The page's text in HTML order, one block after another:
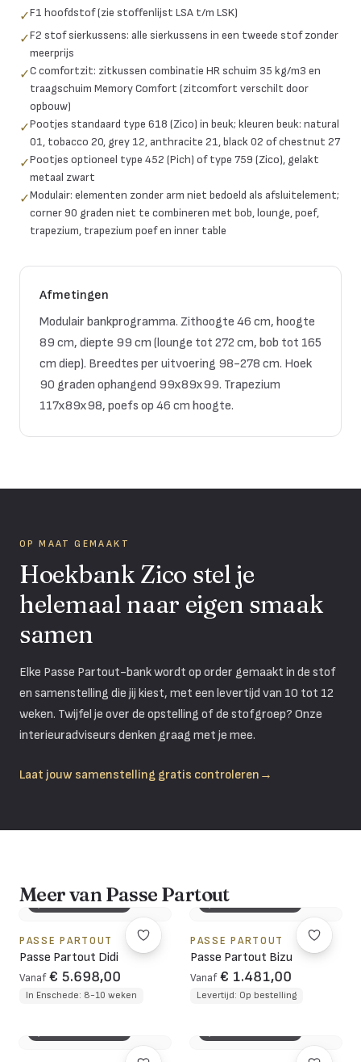
✓F1 hoofdstof (zie stoffenlijst LSA t/m LSK)
✓F2 stof sierkussens: alle sierkussens in een tweede stof zonder
meerprijs
✓C comfortzit: zitkussen combinatie HR schuim 35 kg/m3 en
traagschuim Memory Comfort (zitcomfort verschilt door
opbouw)
✓Pootjes standaard type 618 (Zico) in beuk; kleuren beuk: natural
01, tobacco 20, grey 12, anthracite 21, black 02 of chestnut 27
✓Pootjes optioneel type 452 (Pich) of type 759 (Zico), gelakt
metaal zwart
✓Modulair: elementen zonder arm niet bedoeld als afsluitelement;
corner 90 graden niet te combineren met bob, lounge, poef,
trapezium, trapezium poef en inner table
Afmetingen
Modulair bankprogramma. Zithoogte 46 cm, hoogte
89 cm, diepte 99 cm (lounge tot 272 cm, bob tot 165
cm diep). Breedtes per uitvoering 98-278 cm. Hoek
90 graden ophangend 99x89x99. Trapezium
117x89x98, poefs op 46 cm hoogte.
OP MAAT GEMAAKT
Hoekbank Zico stel je
helemaal naar eigen smaak
samen
Elke Passe Partout-bank wordt op order gemaakt in de stof
en samenstelling die jij kiest, met een levertijd van 10 tot 12
weken. Twijfel je over de opstelling of de stofgroep? Onze
interieuradviseurs denken graag met je mee.
Laat jouw samenstelling gratis controleren →
Meer van Passe Partout
3D CONFIGURATOR
PASSE PARTOUT
Passe Partout Didi
Vanaf € 5.698,00
In Enschede: 8-10 weken
3D CONFIGURATOR
PASSE PARTOUT
Passe Partout Bizu
Vanaf € 1.481,00
Levertijd: Op bestelling